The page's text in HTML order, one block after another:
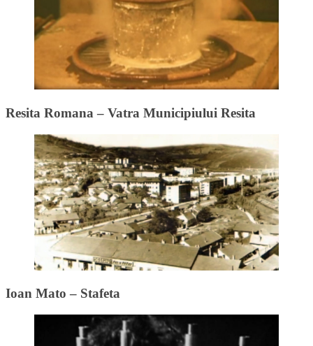
Resita Romana – Vatra Municipiului Resita
Ioan Mato – Stafeta